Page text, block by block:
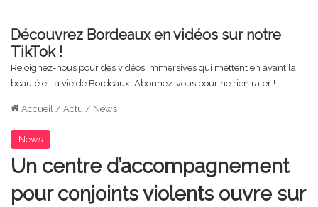
Découvrez Bordeaux en vidéos sur notre
TikTok !
Rejoignez-nous pour des vidéos immersives qui mettent en avant la
beauté et la vie de Bordeaux. Abonnez-vous pour ne rien rater !
Accueil / Actu / News
News
Un centre d’accompagnement
pour conjoints violents ouvre sur